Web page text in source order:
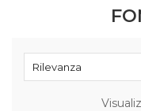
Rilevanza